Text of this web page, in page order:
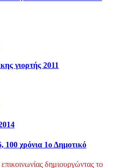
γιορτής 2011
100 χρόνια 1ο Δημοτικό
δημιουργώντας το